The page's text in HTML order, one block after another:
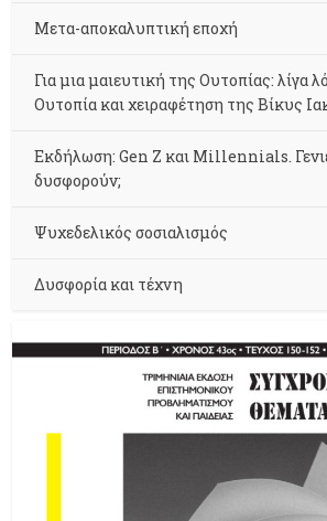
Μετα-αποκαλυπτική εποχή
Για μια μαιευτική της Ουτοπίας: λίγα
Ουτοπία και χειραφέτηση της Βίκυς
Εκδήλωση: Gen Z και Millennials.
δυσφορούν;
Ψυχεδελικός σοσιαλισμός
Δυσφορία και τέχνη